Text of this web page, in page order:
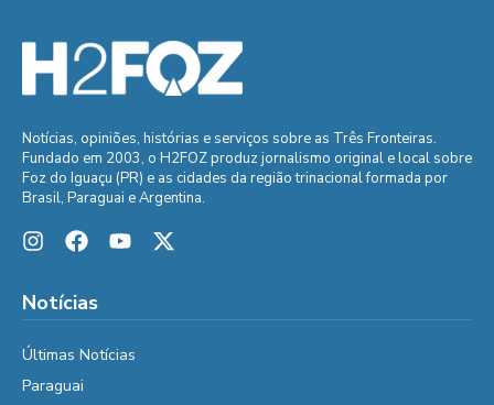
Notícias, opiniões, histórias e serviços sobre as Três Fronteiras.
Fundado em 2003, o H2FOZ produz jornalismo original e local sobre
Foz do Iguaçu (PR) e as cidades da região trinacional formada por
Brasil, Paraguai e Argentina.
Notícias
Últimas Notícias
Paraguai